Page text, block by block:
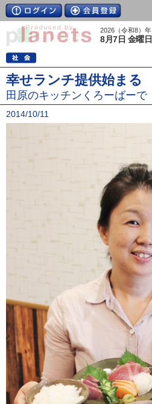
2026（令和8）年
8月7日 金曜日
幸せランチ提供始まる
田原のキッチンくろーばーで
2014/10/11